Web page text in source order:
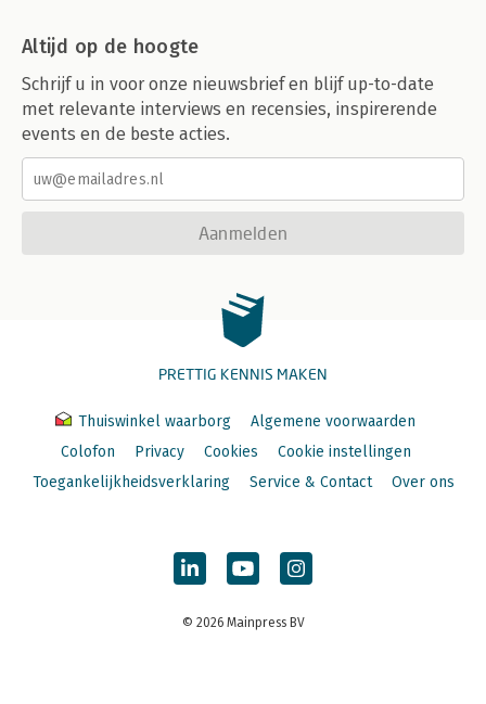
Altijd op de hoogte
Schrijf u in voor onze nieuwsbrief en blijf up-to-date
met relevante interviews en recensies, inspirerende
events en de beste acties.
Aanmelden
PRETTIG KENNIS MAKEN
Thuiswinkel waarborg
Algemene voorwaarden
Colofon
Privacy Cookies
Cookie instellingen
Toegankelijkheidsverklaring
Service & Contact Over ons
© 2026 Mainpress BV